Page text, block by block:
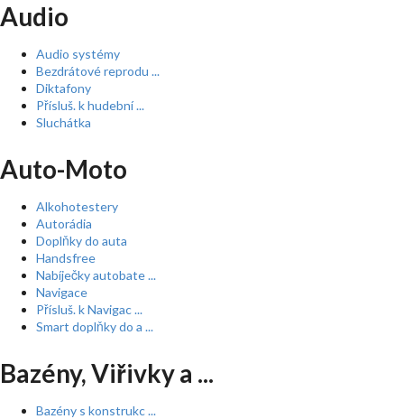
Audio
Audio systémy
Bezdrátové reprodu ...
Diktafony
Přísluš. k hudební ...
Sluchátka
Auto-Moto
Alkohotestery
Autorádia
Doplňky do auta
Handsfree
Nabíječky autobate ...
Navigace
Přísluš. k Navigac ...
Smart doplňky do a ...
Bazény, Viřivky a ...
Bazény s konstrukc ...